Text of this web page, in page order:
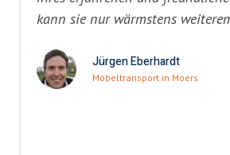
kann sie nur wärmstens
Jürgen Eberhardt
Möbeltransport in Moers